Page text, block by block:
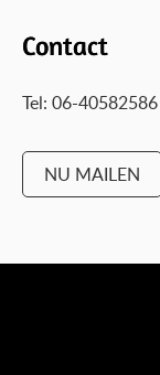
Contact
Tel: 06-40582586
NU MAILEN